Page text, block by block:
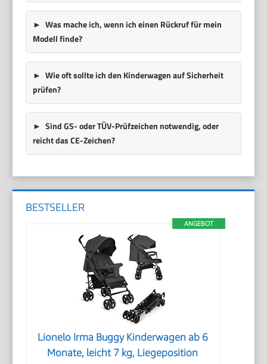
Was mache ich, wenn ich einen Rückruf für mein
Modell finde?
Wie oft sollte ich den Kinderwagen auf Sicherheit
prüfen?
Sind GS- oder TÜV-Prüfzeichen notwendig, oder
reicht das CE-Zeichen?
BESTSELLER
ANGEBOT
Lionelo Irma Buggy Kinderwagen ab 6
Monate, leicht 7 kg, Liegeposition